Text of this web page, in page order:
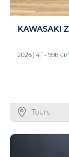
KAWASAKI
2026 4T - 998 cm
Tours